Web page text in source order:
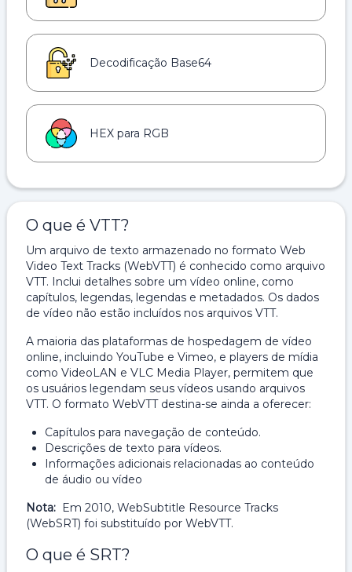
Decodificação Base64
HEX para RGB
O que é VTT?
Um arquivo de texto armazenado no formato Web
Video Text Tracks (WebVTT) é conhecido como arquivo
VTT. Inclui detalhes sobre um vídeo online, como
capítulos, legendas, legendas e metadados. Os dados
de vídeo não estão incluídos nos arquivos VTT.
A maioria das plataformas de hospedagem de vídeo
online, incluindo YouTube e Vimeo, e players de mídia
como VideoLAN e VLC Media Player, permitem que
os usuários legendam seus vídeos usando arquivos
VTT. O formato WebVTT destina-se ainda a oferecer:
Capítulos para navegação de conteúdo.
Descrições de texto para vídeos.
Informações adicionais relacionadas ao conteúdo
de áudio ou vídeo
Nota: Em 2010, WebSubtitle Resource Tracks
(WebSRT) foi substituído por WebVTT.
O que é SRT?